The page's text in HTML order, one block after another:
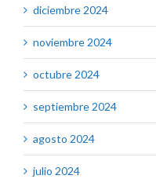
diciembre 2024
noviembre 2024
octubre 2024
septiembre 2024
agosto 2024
julio 2024